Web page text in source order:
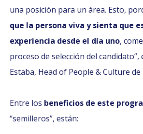
una posición para un área. Esto,
que la persona viva y sienta que
experiencia desde el día uno,
proceso de selección del candidato”,
Estaba, Head of People & Culture de
Entre los beneficios de este
“semilleros”, están: